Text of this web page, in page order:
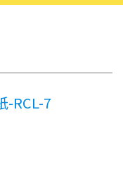
RCL-7